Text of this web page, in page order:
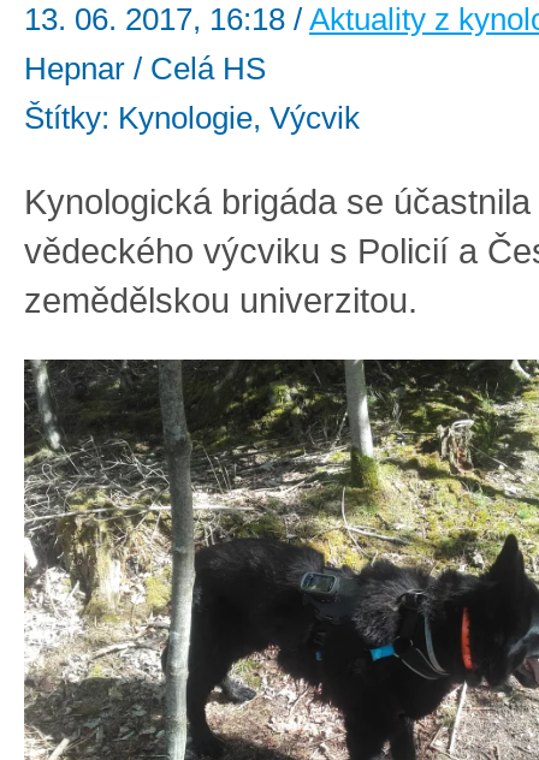
13. 06. 2017, 16:18 / Aktuality z
Hepnar / Celá HS
Štítky: Kynologie, Výcvik
Kynologická brigáda se
vědeckého výcviku s Policií a
zemědělskou univerzitou.